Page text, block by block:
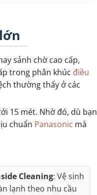
sảnh chờ cao cấp,
trong phân khúc điều
thường thấy ở các
15 mét. Nhờ đó, dù bạn
chuẩn Panasonic mà
Cleaning: Vệ sinh
lạnh theo nhu cầu